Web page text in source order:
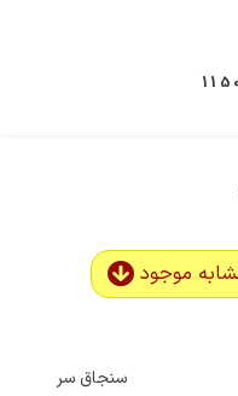
موجود
سنجاق سر